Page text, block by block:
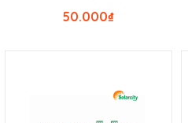
₫
50.000